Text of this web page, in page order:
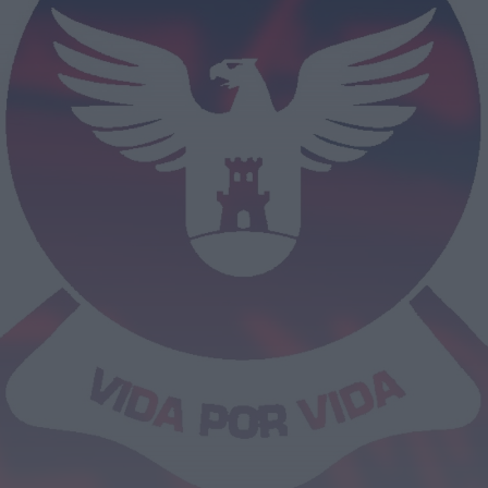
Juventude com Pool Party nas Piscinas
Municipais
HOJE, 17:16
Mundial FM
AAAF encerram ano letivo depois de
apoiarem cerca de 60 crianças em...
HOJE, 10:40
Notícias de Águeda
Homem fica em prisão preventiva após
roubo com arma branca em Oliveira...
HOJE, 10:35
Notícias de Anadia • Diário da